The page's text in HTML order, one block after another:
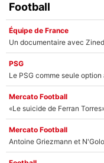
Football
Équipe de France
PSG
Mercato Football
Mercato Football